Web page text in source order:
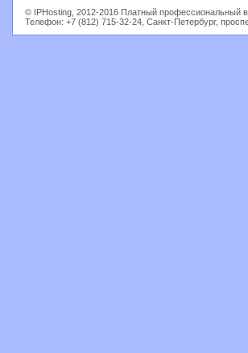
© IPHosting, 2012-2016 Платный профессиональный
Телефон: +7 (812) 715-32-24, Санкт-Петербург,